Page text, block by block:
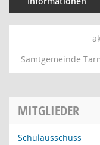
Samtgemeinde
MITGLIEDER
Schulausschuss